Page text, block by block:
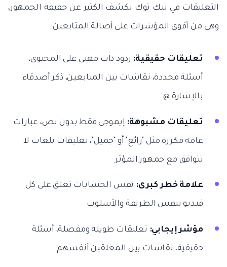
التعليقات في تيك توك تكشف الكثير عن حقيقة الجمهور،
وهي من أقوى المؤشرات على أصالة المتابعين:
تعليقات حقيقية: ردود ذات معنى على المحتوى،
أسئلة محددة، نقاشات بين المتابعين، ذكر أصدقاء
بالإشارة @
تعليقات مشبوهة: إيموجي فقط بدون نص، عبارات
عامة مكررة مثل "رائع" أو "جميل"، تعليقات بلغات لا
تتوافق مع جمهور المؤثر
علامة خطر كبرى: نفس الحسابات تعلق على كل
فيديو بنفس الطريقة والأسلوب
مؤشر إيجابي: تعليقات طويلة ومفصلة، أسئلة
حقيقية، نقاشات بين المعلقين أنفسهم